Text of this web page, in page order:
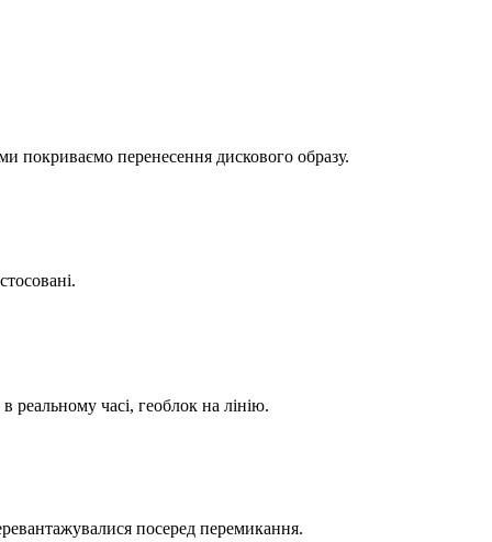
покриваємо перенесення дискового образу.
часі, геоблок на лінію.
посеред перемикання.